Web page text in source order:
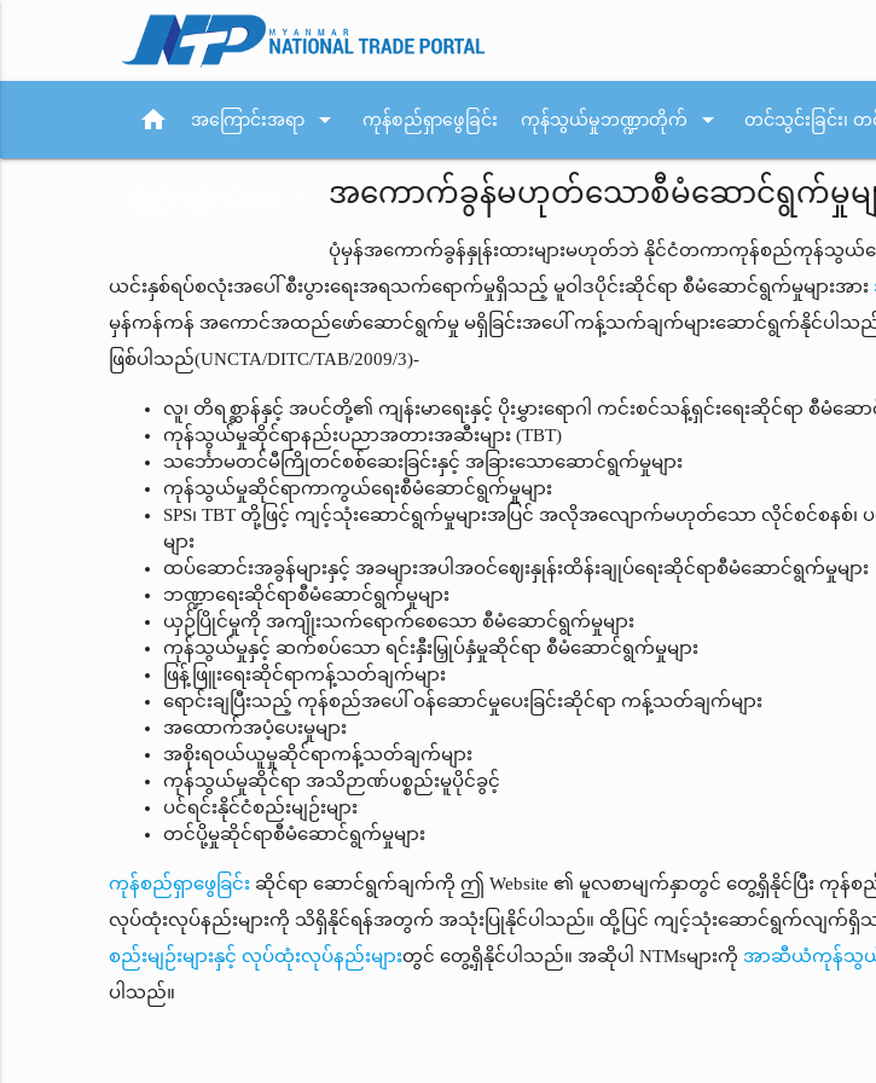
home အကြောင်းအရာ arrow_drop_down ကုန်စည်ရှာဖွေခြင်း ကုန်သွယ်မှုဘဏ္ဍာတိုက် arrow_drop_down တင်သွင်းခြင်း၊
အကောက်ခွန်မဟုတ်သောစီမံဆောင်ရွက်မှုမျ
ပုံမှန်အကောက်ခွန်နှုန်းထားများမဟုတ်ဘဲ နိုင်ငံတကာကုန်စည်ကုန်သွယ်
ယင်းနှစ်ရပ်စလုံးအပေါ် စီးပွားရေးအရသက်ရောက်မှုရှိသည့် မူဝါဒပိုင်းဆိုင်ရာ စီမံဆောင်ရွက်မှုများအား
မှန်ကန်ကန် အကောင်အထည်ဖော်ဆောင်ရွက်မှု မရှိခြင်းအပေါ် ကန့်သက်ချက်များဆောင်ရွက်နိုင်ပါသ
ဖြစ်ပါသည်(UNCTA/DITC/TAB/2009/3)-
လူ၊ တိရစ္ဆာန်နှင့် အပင်တို့၏ ကျန်းမာရေးနှင့် ပိုးမွှားရောဂါ ကင်းစင်သန့်ရှင်းရေးဆိုင်ရာ စီမံဆော
ကုန်သွယ်မှုဆိုင်ရာနည်းပညာအတားအဆီးများ (TBT)
သင်္ဘောမတင်မီကြိုတင်စစ်ဆေးခြင်းနှင့် အခြားသောဆောင်ရွက်မှုများ
ကုန်သွယ်မှုဆိုင်ရာကာကွယ်ရေးစီမံဆောင်ရွက်မှုများ
SPS၊ TBT တို့ဖြင့် ကျင့်သုံးဆောင်ရွက်မှုများအပြင် အလိုအလျောက်မဟုတ်သော လိုင်စင်စနစ်
များ
ထပ်ဆောင်းအခွန်များနှင့် အခများအပါအဝင်ဈေးနှုန်းထိန်းချုပ်ရေးဆိုင်ရာစီမံဆောင်ရွက်မှုများ
ဘဏ္ဍာရေးဆိုင်ရာစီမံဆောင်ရွက်မှုများ
ယှဉ်ပြိုင်မှုကို အကျိုးသက်ရောက်စေသော စီမံဆောင်ရွက်မှုများ
ကုန်သွယ်မှုနှင့် ဆက်စပ်သော ရင်းနှီးမြှုပ်နှံမှုဆိုင်ရာ စီမံဆောင်ရွက်မှုများ
ဖြန့်ဖြူးရေးဆိုင်ရာကန့်သတ်ချက်များ
ရောင်းချပြီးသည့် ကုန်စည်အပေါ် ဝန်ဆောင်မှုပေးခြင်းဆိုင်ရာ ကန့်သတ်ချက်များ
အထောက်အပံ့ပေးမှုများ
အစိုးရဝယ်ယူမှုဆိုင်ရာကန့်သတ်ချက်များ
ကုန်သွယ်မှုဆိုင်ရာ အသိဉာဏ်ပစ္စည်းမူပိုင်ခွင့်
ပင်ရင်းနိုင်ငံစည်းမျဉ်းများ
တင်ပို့မှုဆိုင်ရာစီမံဆောင်ရွက်မှုများ
ကုန်စည်ရှာဖွေခြင်းဆိုင်ရာ ဆောင်ရွက်ချက်ကို ဤ Website ၏ မူလစာမျက်နှာတွင် တွေ့ရှိနိုင်ပြီး ကု
လုပ်ထုံးလုပ်နည်းများကို သိရှိနိုင်ရန်အတွက် အသုံးပြုနိုင်ပါသည်။ ထို့ပြင် ကျင့်သုံးဆောင်ရွက်လျက်
စည်းမျဉ်းများနှင့် လုပ်ထုံးလုပ်နည်းများတွင် တွေ့ရှိနိုင်ပါသည်။ အဆိုပါ NTMsများကို အာဆီယံကုန်သွယ်
ပါသည်။